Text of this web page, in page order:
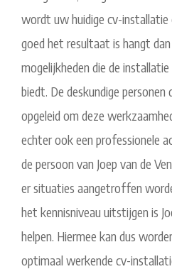
wordt uw huidige cv-installatie
goed het resultaat is hangt
mogelijkheden die de
biedt. De deskundige personen
opgeleid om deze
echter ook een professionele
de persoon van Joep van de
er situaties aangetroffen
het kennisniveau uitstijgen is
helpen. Hiermee kan dus
optimaal werkende cv-